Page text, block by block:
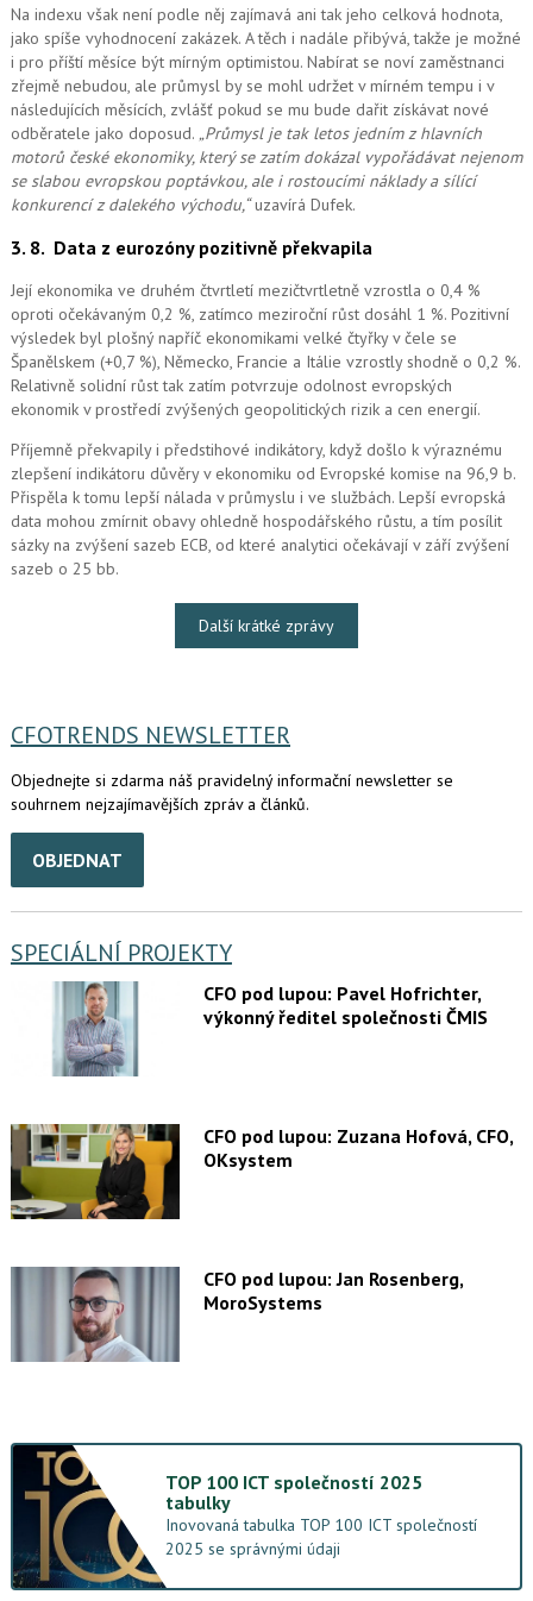
Na indexu však není podle něj zajímavá ani tak jeho celková hodnota,
jako spíše vyhodnocení zakázek. A těch i nadále přibývá, takže je možné
i pro příští měsíce být mírným optimistou. Nabírat se noví zaměstnanci
zřejmě nebudou, ale průmysl by se mohl udržet v mírném tempu i v
následujících měsících, zvlášť pokud se mu bude dařit získávat nové
odběratele jako doposud. „Průmysl je tak letos jedním z hlavních
motorů české ekonomiky, který se zatím dokázal vypořádávat nejenom
se slabou evropskou poptávkou, ale i rostoucími náklady a sílící
konkurencí z dalekého východu,“uzavírá Dufek.
3. 8. Data z eurozóny pozitivně překvapila
Její ekonomika ve druhém čtvrtletí mezičtvrtletně vzrostla o 0,4 %
oproti očekávaným 0,2 %, zatímco meziroční růst dosáhl 1 %. Pozitivní
výsledek byl plošný napříč ekonomikami velké čtyřky v čele se
Španělskem (+0,7 %), Německo, Francie a Itálie vzrostly shodně o 0,2 %.
Relativně solidní růst tak zatím potvrzuje odolnost evropských
ekonomik v prostředí zvýšených geopolitických rizik a cen energií.
Příjemně překvapily i předstihové indikátory, když došlo k výraznému
zlepšení indikátoru důvěry v ekonomiku od Evropské komise na 96,9 b.
Přispěla k tomu lepší nálada v průmyslu i ve službách. Lepší evropská
data mohou zmírnit obavy ohledně hospodářského růstu, a tím posílit
sázky na zvýšení sazeb ECB, od které analytici očekávají v září zvýšení
sazeb o 25 bb.
Další krátké zprávy
CFOTRENDS NEWSLETTER
Objednejte si zdarma náš pravidelný informační newsletter se
souhrnem nejzajímavějších zpráv a článků.
OBJEDNAT
SPECIÁLNÍ PROJEKTY
CFO pod lupou: Pavel Hofrichter,
výkonný ředitel společnosti ČMIS
CFO pod lupou: Zuzana Hofová, CFO,
OKsystem
CFO pod lupou: Jan Rosenberg,
MoroSystems
TOP 100 ICT společností 2025
tabulky
Inovovaná tabulka TOP 100 ICT společností
2025 se správnými údaji